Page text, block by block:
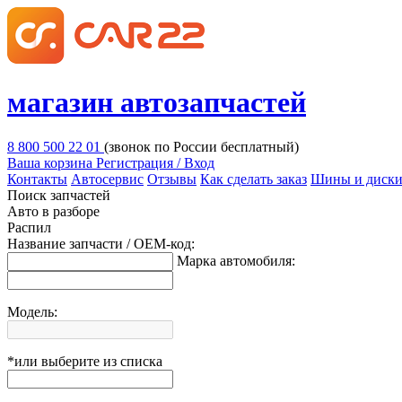
магазин автозапчастей
8 800 500 22 01 (звонок по России бесплатный)
Ваша корзина Регистрация / Вход
Контакты Автосервис Отзывы Как сделать заказ Шины и диски
Поиск запчастей
Авто в разборе
Распил
Название запчасти / OEM-код:
Марка автомобиля:
Модель:
*или выберите из списка